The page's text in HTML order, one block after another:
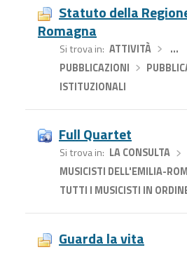
Statuto della
Romagna
Si trova in ATTIVITÀ› …
PUBBLICAZIONI
ISTITUZIONALI
Full Quartet
Si trova in LA CONSULTA›
MUSICISTI DELL'EMILIA-
TUTTI I MUSICISTI IN
Guarda la vita